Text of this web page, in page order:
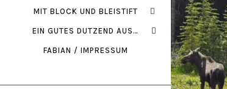
MIT BLOCK UND BLEISTIFT
EIN GUTES DUTZEND AUS…
FABIAN / IMPRESSUM